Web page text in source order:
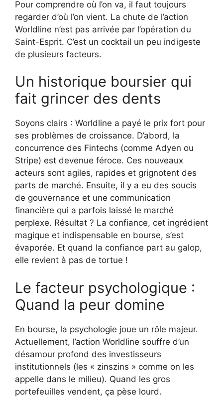
Pour comprendre où l’on va, il faut toujours
regarder d’où l’on vient. La chute de l’action
Worldline n’est pas arrivée par l’opération du
Saint-Esprit. C’est un cocktail un peu indigeste
de plusieurs facteurs.
Un historique boursier qui
fait grincer des dents
Soyons clairs : Worldline a payé le prix fort pour
ses problèmes de croissance. D’abord, la
concurrence des Fintechs (comme Adyen ou
Stripe) est devenue féroce. Ces nouveaux
acteurs sont agiles, rapides et grignotent des
parts de marché. Ensuite, il y a eu des soucis
de gouvernance et une communication
financière qui a parfois laissé le marché
perplexe. Résultat ? La confiance, cet ingrédient
magique et indispensable en bourse, s’est
évaporée. Et quand la confiance part au galop,
elle revient à pas de tortue !
Le facteur psychologique :
Quand la peur domine
En bourse, la psychologie joue un rôle majeur.
Actuellement, l’action Worldline souffre d’un
désamour profond des investisseurs
institutionnels (les « zinszins » comme on les
appelle dans le milieu). Quand les gros
portefeuilles vendent, ça pèse lourd.